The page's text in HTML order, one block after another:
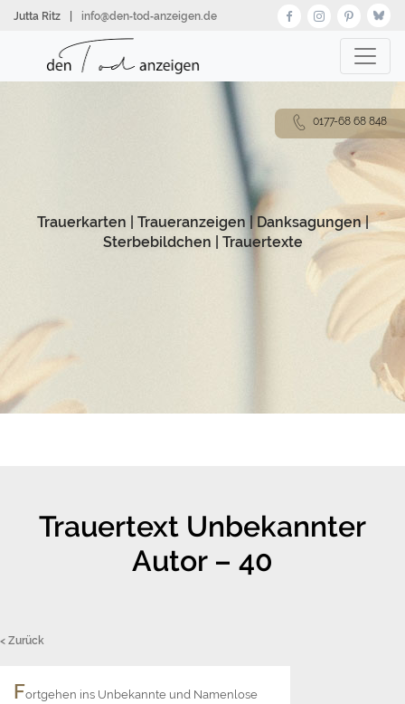
zumJutta Ritz info@den‑tod‑anzeigen.de
Trauerkarten Traueranzeigen |Danksagungen|
Sterbebildchen
Trauertexte
Trauertext Unbekannter
Autor – 40
< Zurück
Fortgehen ins Unbekannte und Namenlose
0177-68 68 848